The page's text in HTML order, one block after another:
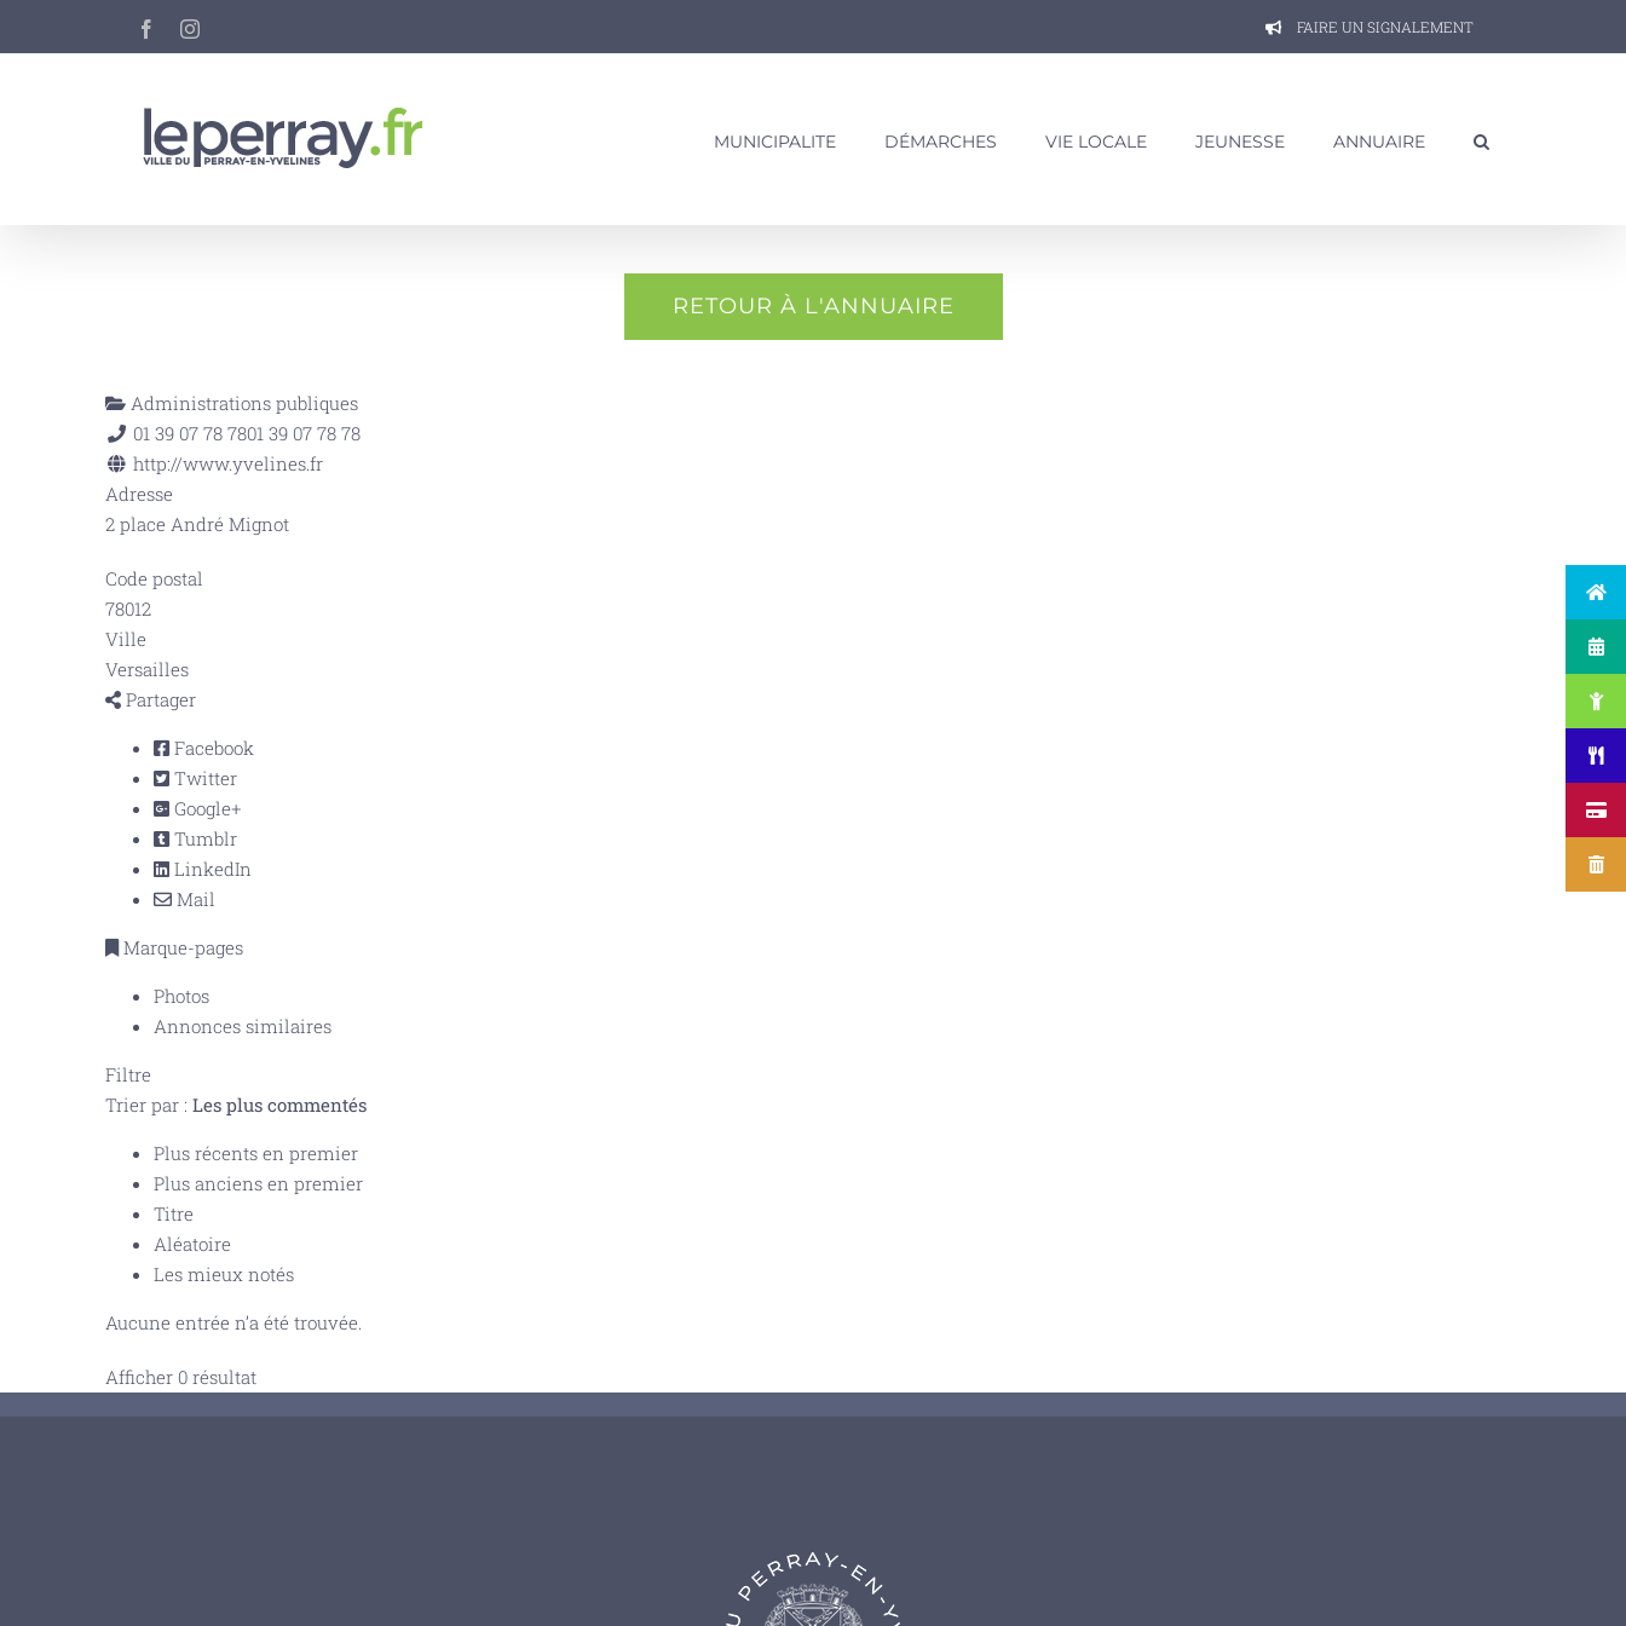
FacebookInstagram FAIRE UN SIGNALEMENT
MUNICIPALITE DÉMARCHES VIE LOCALE JEUNESSE ANNUAIRE
RETOUR À L'ANNUAIRE
Administrations publiques
01 39 07 78 7801 39 07 78 78
http://www.yvelines.fr
Adresse
2 place André Mignot
Code postal
78012
Ville
Versailles
Partager
Facebook
Twitter
Google+
Tumblr
LinkedIn
Mail
Marque-pages
Photos
Annonces similaires
Filtre
Trier par : Les plus commentés
Plus récents en premier
Plus anciens en premier
Titre
Aléatoire
Les mieux notés
Aucune entrée n’a été trouvée.
Afficher 0 résultat